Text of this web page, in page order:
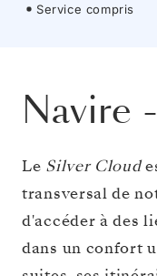
Service compris
Navire -
Le Silver Cloud
transversal de
d'accéder à des
dans un confort